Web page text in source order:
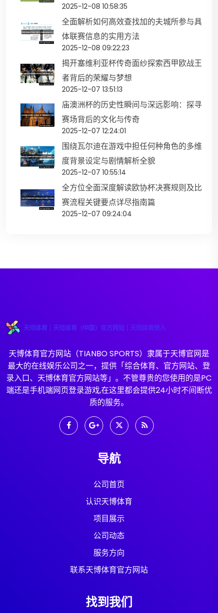
2025-12-08 10:58:35
全面解析如何高效查找加的夫城所参与具
体联赛信息的实用方法
2025-12-08 09:22:23
揭开塞维利亚杯传奇面纱探索西甲欧战王
者背后的荣耀与梦想
2025-12-07 13:51:13
庙澳洲杯的历史性瞬间与深远影响：探寻
赛场背后的文化与传奇
2025-12-07 12:24:01
围绕瓦尔迪在游戏中担任何种角色的多维
度背景设定与剧情解析全貌
2025-12-07 10:55:14
全方位全面深度解读欧协杯决赛规则及比
赛流程关键要点详尽指南篇
2025-12-07 09:24:04
天博体育官方网站（TIANBO SPORTS）隶属于天博官网是
最大的在线娱乐公司之一，提供「综合体育、官方网站、登
录入口、天博体育官方网站等」。不管尊贵的您使用的是PC
端还是手机端网页登录游戏,在这里都会提供24小时不间断优
质的服务。
导航
公司首页
认识天博体育
项目展示
公司动态
服务方向
联系天博体育官方网站
找到我们